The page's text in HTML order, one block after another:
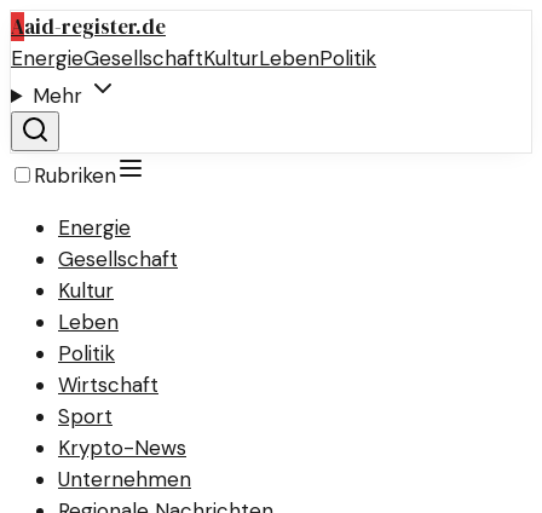
Aaid-register.de
EnergieGesellschaftKulturLebenPolitik
Mehr
Rubriken
Energie
Gesellschaft
Kultur
Leben
Politik
Wirtschaft
Sport
Krypto-News
Unternehmen